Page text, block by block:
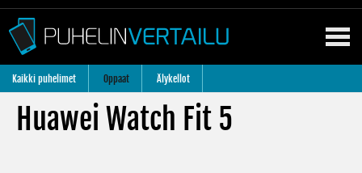
Kaikki puhelimet Oppaat Älykellot
Huawei Watch Fit 5